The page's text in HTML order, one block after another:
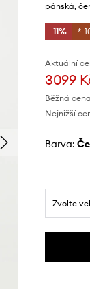
pánská,
-11% *-
Aktuální
3099
Běžná
Nejnižší
Barva:
Zvolte